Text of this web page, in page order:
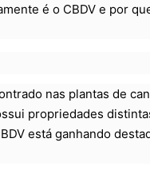
é o CBDV e por
nas plantas de
propriedades
está ganhando